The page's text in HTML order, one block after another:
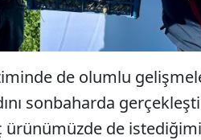
de olumlu
sonbaharda
de